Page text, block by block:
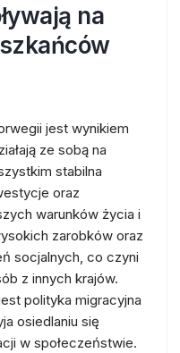
na
jest wynikiem
ze sobą na
stabilna
oraz
warunków życia i
zarobków oraz
socjalnych, co czyni
z innych krajów.
polityka migracyjna
osiedlaniu się
w społeczeństwie.